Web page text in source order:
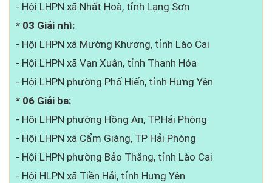
- Hội LHPN xã Nhất Hoà, tỉnh Lạng Sơn
* 03 Giải nhì:
- Hội LHPN xã Mường Khương, tỉnh Lào Cai
- Hội LHPN xã Vạn Xuân, tỉnh Thanh Hóa
- Hội LHPN phường Phố Hiến, tỉnh Hưng Yên
* 06 Giải ba:
- Hội LHPN phường Hồng An, TP.Hải Phòng
- Hội LHPN xã Cẩm Giàng, TP Hải Phòng
- Hội LHPN phường Bảo Thắng, tỉnh Lào Cai
- Hội HLPN xã Tiền Hải, tỉnh Hưng Yên